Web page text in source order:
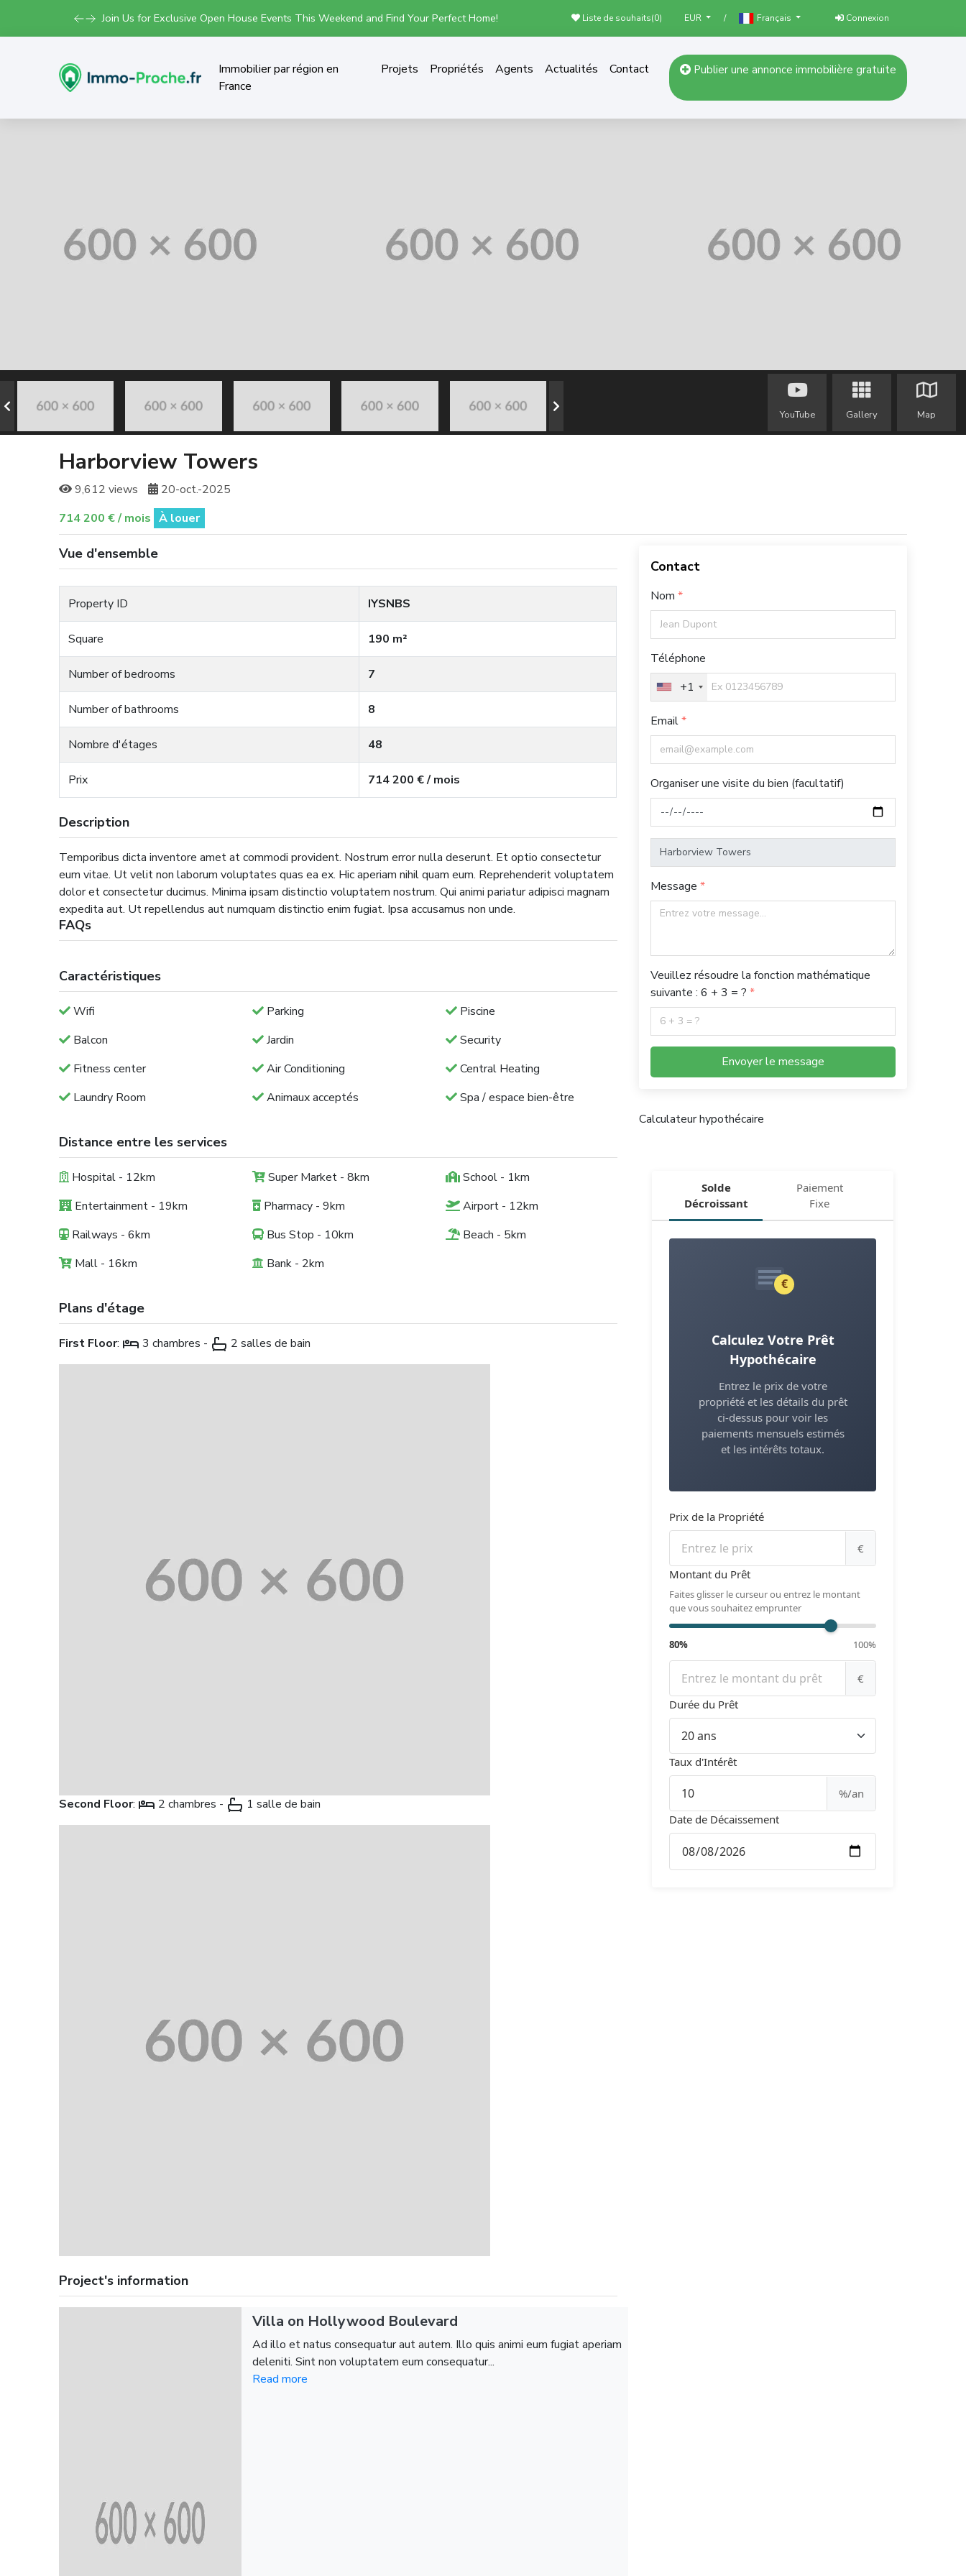
Join Us for Exclusive Open House Events This Weekend and Find Your Perfect Home! Liste de souhaits(0) EUR / Français Connexion
Immobilier par région en
France
Projets Propriétés Agents Actualités Contact Publier une annonce immobilière gratuite
YouTube Gallery Map
Harborview Towers
9,612 views
20-oct.-2025
714 200 € / mois À louer
Vue d'ensemble
Property ID IYSNBS
Square 190 m²
Number of bedrooms 7
Number of bathrooms 8
Nombre d'étages 48
Prix 714 200 € / mois
Description
Temporibus dicta inventore amet at commodi provident. Nostrum error nulla deserunt. Et optio consectetur
eum vitae. Ut velit non laborum voluptates quas ea ex. Hic aperiam nihil quam eum. Reprehenderit voluptatem
dolor et consectetur ducimus. Minima ipsam distinctio voluptatem nostrum. Qui animi pariatur adipisci magnam
expedita aut. Ut repellendus aut numquam distinctio enim fugiat. Ipsa accusamus non unde.
FAQs
Caractéristiques
Wifi Parking
Piscine
Balcon
Jardin
Security
Fitness center
Air Conditioning
Central Heating
Laundry Room
Animaux acceptés Spa / espace bien-être
Distance entre les services
Hospital - 12km Super Market - 8km
School - 1km
Entertainment - 19km
Pharmacy - 9km
Airport - 12km
Railways - 6km
Bus Stop - 10km
Beach - 5km
Mall - 16km
Bank - 2km
Plans d'étage
First Floor: 3 chambres - 2 salles de bain
Second Floor: 2 chambres - 1 salle de bain
Project's information
Villa on Hollywood Boulevard
Ad illo et natus consequatur aut autem. Illo quis animi eum fugiat aperiam
deleniti. Sint non voluptatem eum consequatur...
Read more
Contact
Nom
Téléphone
+1
Email
Organiser une visite du bien (facultatif)
Message
Veuillez résoudre la fonction mathématique
suivante : 6 + 3 = ?
Envoyer le message
Calculateur hypothécaire
Solde
Décroissant
Paiement
Fixe
Prix de la Propriété
€
Montant du Prêt
Faites glisser le curseur ou entrez le montant
que vous souhaitez emprunter
80% 100%
€
Durée du Prêt
Taux d'Intérêt
%/an
Date de Décaissement
€
Calculez Votre Prêt
Hypothécaire
Entrez le prix de votre
propriété et les détails du prêt
ci-dessus pour voir les
paiements mensuels estimés
et les intérêts totaux.